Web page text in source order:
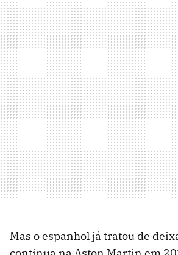
Mas o espanhol já tratou de